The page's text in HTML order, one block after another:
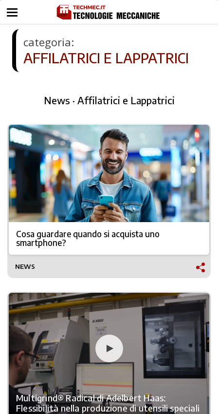
categoria:
AFFILATRICI E LAPPATRICI
News · Affilatrici e Lappatrici
Cosa guardare quando si acquista uno
smartphone?
NEWS
Multigrind® Radical di Adelbert Haas:
Flessibilità nella produzione di utensili speciali